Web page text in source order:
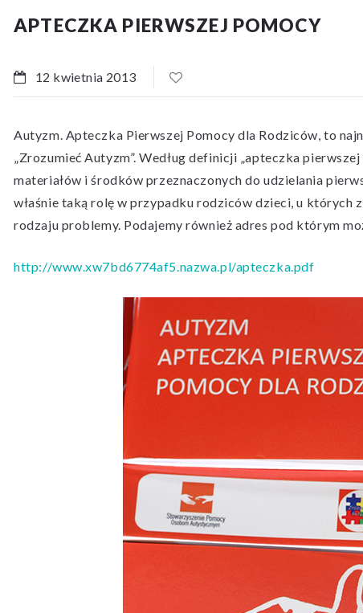
APTECZKA PIERWSZEJ POMOCY
12 kwietnia 2013
Autyzm. Apteczka Pierwszej Pomocy dla Rodziców, to
„Zrozumieć Autyzm”. Według definicji „apteczka
materiałów i środków przeznaczonych do udzielania
właśnie taką rolę w przypadku rodziców dzieci, u których
rodzaju problemy. Podajemy również adres pod którym
http://www.xw7bd6774af5.nazwa.pl/apteczka.pdf